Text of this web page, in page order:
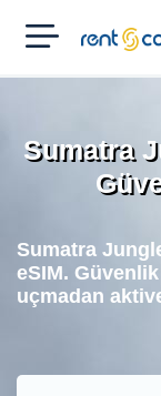
RENT'N
CONNECT
Sumatra
Sumatra
eSIM. Güvenlik
uçmadan